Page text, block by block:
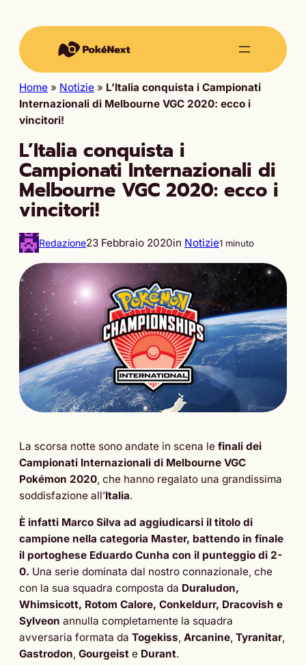
Home » Notizie » L’Italia conquista i Campionati
Internazionali di Melbourne VGC 2020: ecco i
vincitori!
L’Italia conquista i
Campionati Internazionali di
Melbourne VGC 2020: ecco i
vincitori!
Redazione23 Febbraio 2020in Notizie1 minuto
La scorsa notte sono andate in scena le finali dei
Campionati Internazionali di Melbourne VGC
Pokémon 2020, che hanno regalato una grandissima
soddisfazione all’Italia.
È infatti Marco Silva ad aggiudicarsi il titolo di
campione nella categoria Master, battendo in finale
il portoghese Eduardo Cunha con il punteggio di 2-
0. Una serie dominata dal nostro connazionale, che
con la sua squadra composta da Duraludon,
Whimsicott, Rotom Calore, Conkeldurr, Dracovish e
Sylveon annulla completamente la squadra
avversaria formata da Togekiss, Arcanine, Tyranitar,
Gastrodon, Gourgeist e Durant.